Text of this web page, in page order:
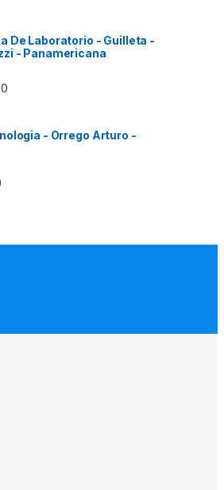
De Laboratorio - Guilleta -
- Panamericana
- Orrego Arturo -